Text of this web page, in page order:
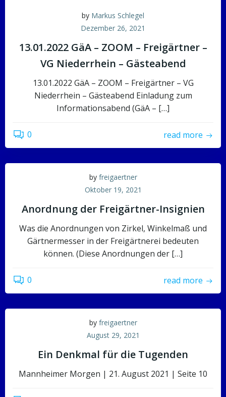
by Markus Schlegel
Dezember 26, 2021
13.01.2022 GäA – ZOOM – Freigärtner –
VG Niederrhein – Gästeabend
13.01.2022 GäA – ZOOM – Freigärtner – VG
Niederrhein – Gästeabend Einladung zum
Informationsabend (GäA – […]
0 read more
by freigaertner
Oktober 19, 2021
Anordnung der Freigärtner-Insignien
Was die Anordnungen von Zirkel, Winkelmaß und
Gärtnermesser in der Freigärtnerei bedeuten
können. (Diese Anordnungen der […]
0 read more
by freigaertner
August 29, 2021
Ein Denkmal für die Tugenden
Mannheimer Morgen | 21. August 2021 | Seite 10